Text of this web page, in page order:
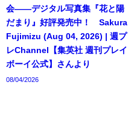
会――デジタル写真集『花と陽
だまり』好評発売中！ Sakura
Fujimizu (Aug 04, 2026) | 週プ
レChannel【集英社 週刊プレイ
ボーイ公式】さんより
08/04/2026